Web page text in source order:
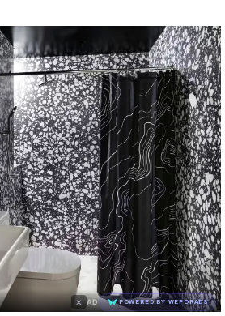
× AD POWERED BY WEFORADS